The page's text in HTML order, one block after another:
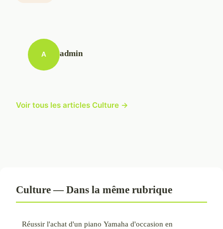
A admin
Voir tous les articles Culture →
Culture — Dans la même rubrique
Réussir l'achat d'un piano Yamaha d'occasion en